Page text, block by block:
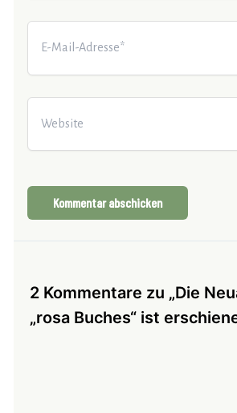
E-
Mail-
Website
2 Kommentare zu „Die
„rosa Buches“ ist